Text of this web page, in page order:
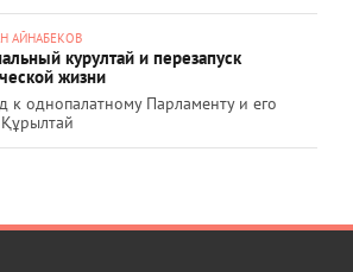
АЙНАБЕКОВ
курултай и перезапуск
жизни
к однопалатному Парламенту и его